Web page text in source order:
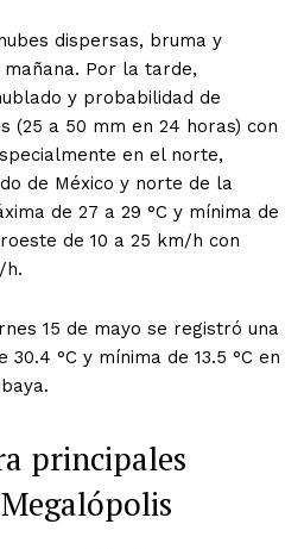
dispersas, bruma y
Por la tarde,
y probabilidad de
(25 a 50 mm en 24 horas) con
en el norte,
de México y norte de la
de 27 a 29 °C y mínima de
de 10 a 25 km/h con
h.
15 de mayo se registró una
°C y mínima de 13.5 °C en
principales